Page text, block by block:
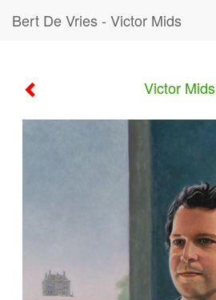
Bert De Vries - Victor Mids
Victor Mids